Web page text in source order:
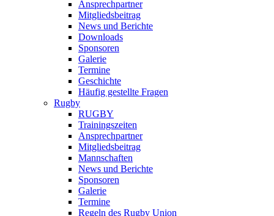
Ansprechpartner
Mitgliedsbeitrag
News und Berichte
Downloads
Sponsoren
Galerie
Termine
Geschichte
Häufig gestellte Fragen
Rugby
RUGBY
Trainingszeiten
Ansprechpartner
Mitgliedsbeitrag
Mannschaften
News und Berichte
Sponsoren
Galerie
Termine
Regeln des Rugby Union